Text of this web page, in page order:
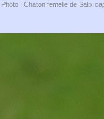
Photo : Chaton femelle de Salix